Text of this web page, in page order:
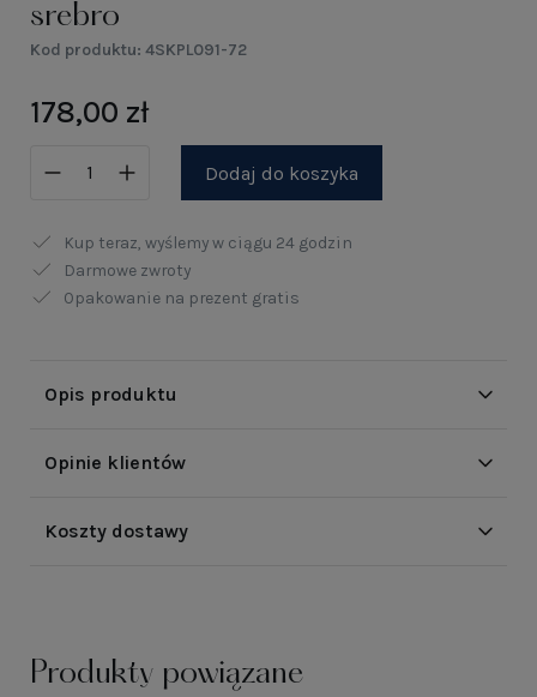
srebro
Kod produktu: 4SKPL091-72
178,00 zł
Dodaj do koszyka
Kup teraz, wyślemy w ciągu 24 godzin
Darmowe zwroty
Opakowanie na prezent gratis
Opis produktu
Opinie klientów
Koszty dostawy
Produkty powiązane